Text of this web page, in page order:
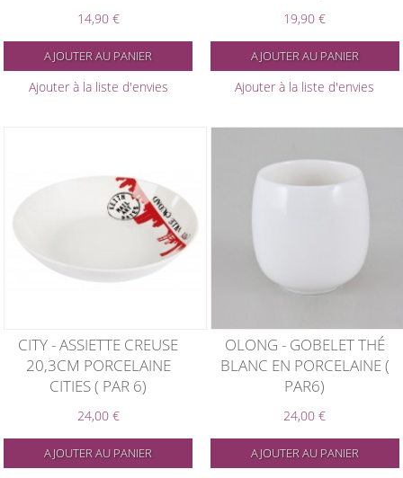
14,90 €
AJOUTER AU PANIER
Ajouter à la liste d'envies
19,90 €
AJOUTER AU PANIER
Ajouter à la liste d'envies
CITY - ASSIETTE CREUSE
20,3CM PORCELAINE
CITIES ( PAR 6)
24,00 €
AJOUTER AU PANIER
OLONG - GOBELET THÉ
BLANC EN PORCELAINE (
PAR6)
24,00 €
AJOUTER AU PANIER